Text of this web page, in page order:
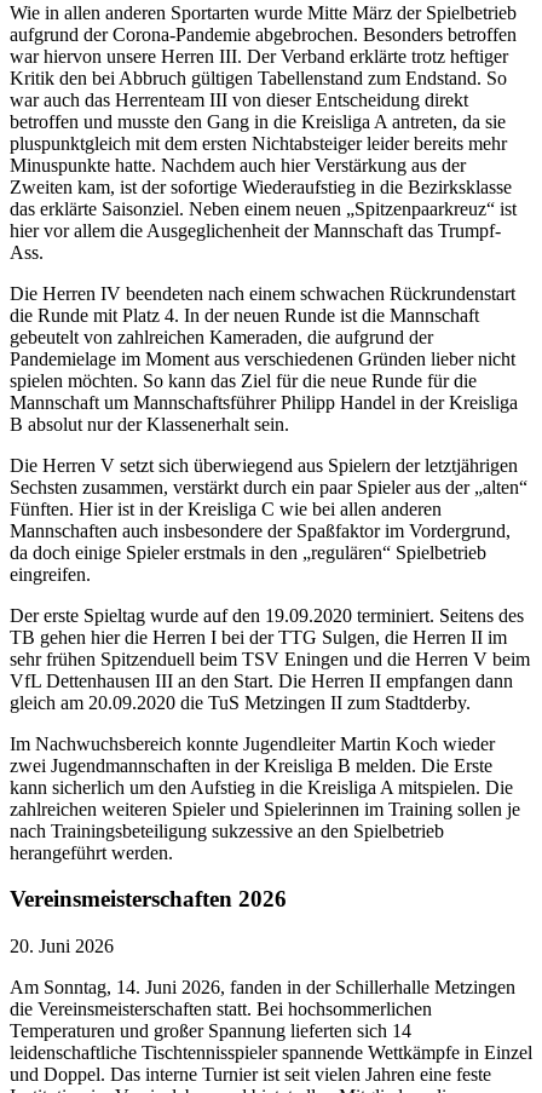
Wie in allen anderen Sportarten wurde Mitte März der Spielbetrieb
aufgrund der Corona-Pandemie abgebrochen. Besonders betroffen
war hiervon unsere Herren III. Der Verband erklärte trotz heftiger
Kritik den bei Abbruch gültigen Tabellenstand zum Endstand. So
war auch das Herrenteam III von dieser Entscheidung direkt
betroffen und musste den Gang in die Kreisliga A antreten, da sie
pluspunktgleich mit dem ersten Nichtabsteiger leider bereits mehr
Minuspunkte hatte. Nachdem auch hier Verstärkung aus der
Zweiten kam, ist der sofortige Wiederaufstieg in die Bezirksklasse
das erklärte Saisonziel. Neben einem neuen „Spitzenpaarkreuz“ ist
hier vor allem die Ausgeglichenheit der Mannschaft das Trumpf-
Ass.
Die Herren IV beendeten nach einem schwachen Rückrundenstart
die Runde mit Platz 4. In der neuen Runde ist die Mannschaft
gebeutelt von zahlreichen Kameraden, die aufgrund der
Pandemielage im Moment aus verschiedenen Gründen lieber nicht
spielen möchten. So kann das Ziel für die neue Runde für die
Mannschaft um Mannschaftsführer Philipp Handel in der Kreisliga
B absolut nur der Klassenerhalt sein.
Die Herren V setzt sich überwiegend aus Spielern der letztjährigen
Sechsten zusammen, verstärkt durch ein paar Spieler aus der „alten“
Fünften. Hier ist in der Kreisliga C wie bei allen anderen
Mannschaften auch insbesondere der Spaßfaktor im Vordergrund,
da doch einige Spieler erstmals in den „regulären“ Spielbetrieb
eingreifen.
Der erste Spieltag wurde auf den 19.09.2020 terminiert. Seitens des
TB gehen hier die Herren I bei der TTG Sulgen, die Herren II im
sehr frühen Spitzenduell beim TSV Eningen und die Herren V beim
VfL Dettenhausen III an den Start. Die Herren II empfangen dann
gleich am 20.09.2020 die TuS Metzingen II zum Stadtderby.
Im Nachwuchsbereich konnte Jugendleiter Martin Koch wieder
zwei Jugendmannschaften in der Kreisliga B melden. Die Erste
kann sicherlich um den Aufstieg in die Kreisliga A mitspielen. Die
zahlreichen weiteren Spieler und Spielerinnen im Training sollen je
nach Trainingsbeteiligung sukzessive an den Spielbetrieb
herangeführt werden.
Vereinsmeisterschaften 2026
20. Juni 2026
Am Sonntag, 14. Juni 2026, fanden in der Schillerhalle Metzingen
die Vereinsmeisterschaften statt. Bei hochsommerlichen
Temperaturen und großer Spannung lieferten sich 14
leidenschaftliche Tischtennisspieler spannende Wettkämpfe in Einzel
und Doppel. Das interne Turnier ist seit vielen Jahren eine feste